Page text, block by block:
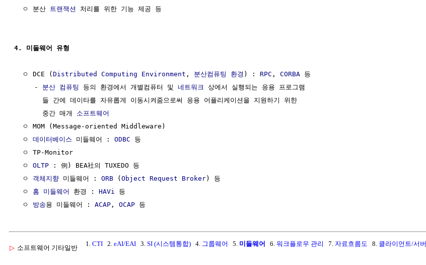
  ㅇ 분산
트랜잭션 처리를 위한 기능 제공 등
4. 미들웨어 유형
  ㅇ DCE (
Distributed Computing Environment , 분산컴퓨팅 환경 ) : RPC , CORBA 등
     -
분산 컴퓨팅 등의 환경에서 개별컴퓨터 및 네트워크
상에서 실행되는 응용 프로그램
       들 간에 데이타를 자유롭게 이동시켜줌으로써 응용 어플리케이션을 지원하기 위한
       중간 매개
소프트웨어
  ㅇ MOM (Message-oriented Middleware)
  ㅇ
데이터베이스 미들웨어 : ODBC 등
  ㅇ TP-Monitor
  ㅇ
OLTP : 例) BEA社의 TUXEDO 등
  ㅇ
객체지향 미들웨어 : ORB (Object Request Broker) 등
  ㅇ
홈 미들웨어 환경 : HAVi
등
  ㅇ
방송용 미들웨어 : ACAP , OCAP
▷ 소프트웨어 기타일반
1. CTI 2. eAI/EAI 3. SI (시스템통합) 4. 그룹웨어 5. 미들웨어 6. 워크플로우 관리 7. 자료흐름도 8. 클라이언트/서버